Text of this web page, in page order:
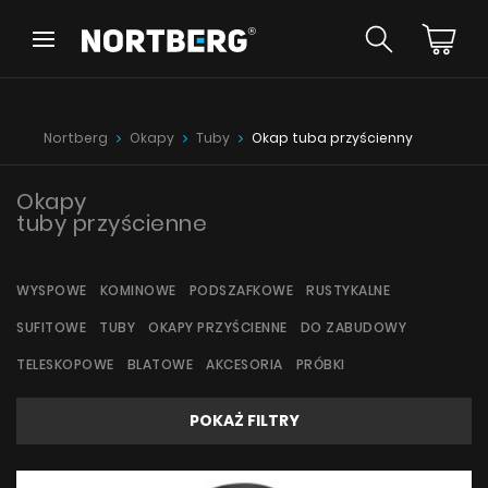
Wróć
Okapy Wyspowe
Okapy Kominowe
Okapy Podszafkowe
Okapy Rustykalne
Okapy przyścienne
Okapy do zabudowy
Akcesoria
Wróć
Instrukcje
Nortberg Okapy Tuby Okap tuba przyścienny
Okapy
tuby przyścienne
WYSPOWE KOMINOWE PODSZAFKOWE
RUSTYKALNE
SUFITOWE
TUBY OKAPY PRZYŚCIENNE
DO ZABUDOWY
TELESKOPOWE
BLATOWE AKCESORIA PRÓBKI
POKAŻ FILTRY